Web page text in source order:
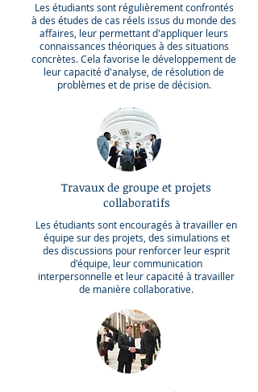
Les étudiants sont régulièrement confrontés
à des études de cas réels issus du monde des
affaires, leur permettant d'appliquer leurs
connaissances théoriques à des situations
concrètes. Cela favorise le développement de
leur capacité d'analyse, de résolution de
problèmes et de prise de décision.
Travaux de groupe et projets
collaboratifs
Les étudiants sont encouragés à travailler en
équipe sur des projets, des simulations et
des discussions pour renforcer leur esprit
d'équipe, leur communication
interpersonnelle et leur capacité à travailler
de manière collaborative.